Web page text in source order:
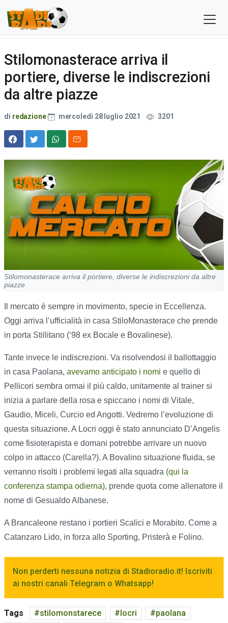
Stilomonasterace arriva il
portiere, diverse le indiscrezioni
da altre piazze
di redazione mercoledì 28 luglio 2021 3201
Stilomonasterace arriva il portiere, diverse le indiscrezioni da altre
piazze
Il mercato è sempre in movimento, specie in Eccellenza.
Oggi arriva l’ufficialità in casa StiloMonasterace che prende
in porta Stillitano (‘98 ex Bocale e Bovalinese).
Tante invece le indiscrezioni. Va risolvendosi il ballottaggio
in casa Paolana, avevamo anticipato i nomi e quello di
Pellicori sembra ormai il più caldo, unitamente al trainer si
inizia a parlare della rosa e spiccano i nomi di Vitale,
Gaudio, Miceli, Curcio ed Angotti. Vedremo l’evoluzione di
questa situazione. A Locri oggi è stato annunciato D’Angelis
come fisioterapista e domani potrebbe arrivare un nuovo
colpo in attacco (Carella?). A Bovalino situazione fluida, se
verranno risolti i problemi legati alla squadra (qui la
conferenza stampa odierna), prende quota come allenatore il
nome di Gesualdo Albanese.
A Brancaleone restano i portieri Scalici e Morabito. Come a
Catanzaro Lido, in forza allo Sporting, Pristerà e Folino.
Non perderti nessuna notizia di Stadioradio.it! Iscriviti
ai nostri canali Telegram o Whatsapp!
Tags stilomonstarece locri
paolana